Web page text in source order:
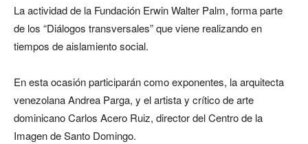
La actividad de la Fundación Erwin Walter Palm, forma parte
de los “Diálogos transversales” que viene realizando en
tiempos de aislamiento social.
En esta ocasión participarán como exponentes, la arquitecta
venezolana Andrea Parga, y el artista y crítico de arte
dominicano Carlos Acero Ruiz, director del Centro de la
Imagen de Santo Domingo.